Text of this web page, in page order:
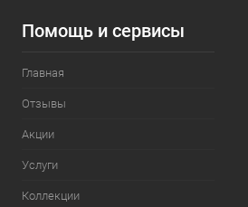
Помощь и сервисы
Главная
Отзывы
Акции
Услуги
Коллекции